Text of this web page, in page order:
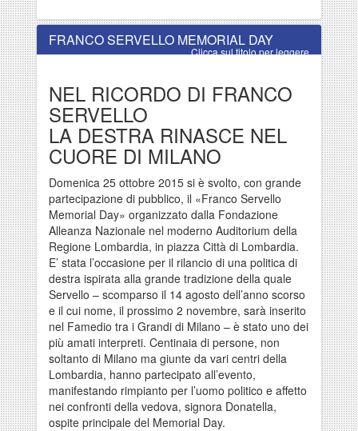
FRANCO SERVELLO MEMORIAL DAY
Clicca sul titolo per leggere
NEL RICORDO DI FRANCO
SERVELLO
LA DESTRA RINASCE NEL
CUORE DI MILANO
Domenica 25 ottobre 2015 si è svolto, con grande
partecipazione di pubblico, il «Franco Servello
Memorial Day» organizzato dalla Fondazione
Alleanza Nazionale nel moderno Auditorium della
Regione Lombardia, in piazza Città di Lombardia.
E’ stata l’occasione per il rilancio di una politica di
destra ispirata alla grande tradizione della quale
Servello – scomparso il 14 agosto dell’anno scorso
e il cui nome, il prossimo 2 novembre, sarà inserito
nel Famedio tra i Grandi di Milano – è stato uno dei
più amati interpreti. Centinaia di persone, non
soltanto di Milano ma giunte da vari centri della
Lombardia, hanno partecipato all’evento,
manifestando rimpianto per l’uomo politico e affetto
nei confronti della vedova, signora Donatella,
ospite principale del Memorial Day.